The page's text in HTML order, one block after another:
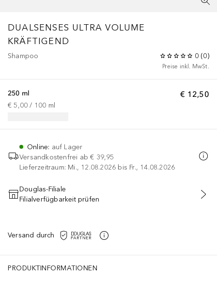
DUALSENSES ULTRA VOLUME
KRÄFTIGEND
Shampoo 0 (0)
Preise inkl. MwSt.
€ 12,50
250 ml
€ 5,00 / 100 ml
Online: auf Lager
Versandkostenfrei ab € 39,95
Lieferzeitraum: Mi., 12.08.2026 bis Fr., 14.08.2026
IN DEN WARENKORB
Douglas-Filiale
Filialverfügbarkeit prüfen
Versand durch
PRODUKTINFORMATIONEN